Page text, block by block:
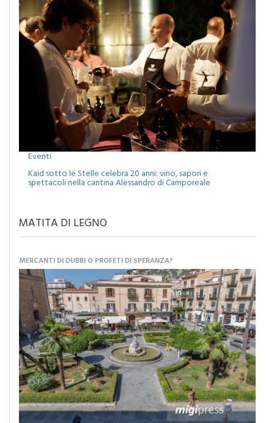
Eventi
Kaid sotto le Stelle celebra 20 anni: vino, sapori e
MATITA DI LEGNO
MERCANTI DI DUBBI O PROFETI DI SPERANZA?